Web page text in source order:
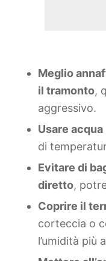
Meglio
il tramonto,
aggressivo.
Usare
di
Evitare di
diretto,
Coprire il
corteccia o
l’umidità più